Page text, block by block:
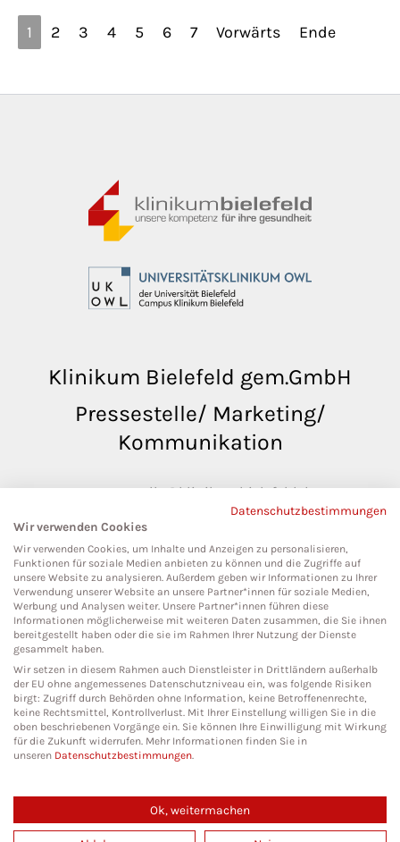
1 2 3 4 5 6 7 Vorwärts Ende
Klinikum Bielefeld gem.GmbH
Pressestelle/ Marketing/
Kommunikation
pressestelle@klinikumbielefeld.de
Teutoburger Str. 50
33604 Bielefeld
Social Media
Copyright 2026. All Rights Reserved.
Datenschutzbestimmungen
Wir verwenden Cookies
Wir verwenden Cookies, um Inhalte und Anzeigen zu personalisieren,
Funktionen für soziale Medien anbieten zu können und die Zugriffe auf
unsere Website zu analysieren. Außerdem geben wir Informationen zu Ihrer
Verwendung unserer Website an unsere Partner*innen für soziale Medien,
Werbung und Analysen weiter. Unsere Partner*innen führen diese
Informationen möglicherweise mit weiteren Daten zusammen, die Sie ihnen
bereitgestellt haben oder die sie im Rahmen Ihrer Nutzung der Dienste
gesammelt haben.
Wir setzen in diesem Rahmen auch Dienstleister in Drittländern außerhalb
der EU ohne angemessenes Datenschutzniveau ein, was folgende Risiken
birgt: Zugriff durch Behörden ohne Information, keine Betroffenenrechte,
keine Rechtsmittel, Kontrollverlust. Mit Ihrer Einstellung willigen Sie in die
oben beschriebenen Vorgänge ein. Sie können Ihre Einwilligung mit Wirkung
für die Zukunft widerrufen. Mehr Informationen finden Sie in
unseren Datenschutzbestimmungen.
Ok, weitermachen